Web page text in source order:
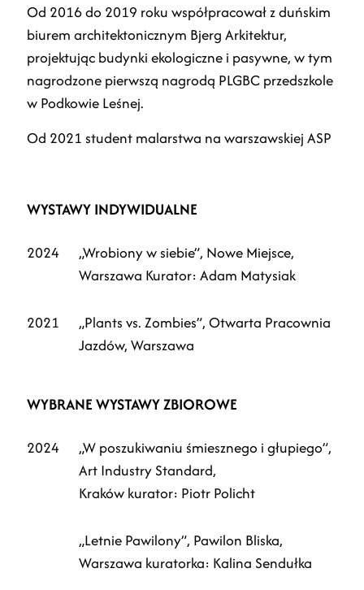
Od 2016 do 2019 roku współpracował z duńskim
biurem architektonicznym Bjerg Arkitektur,
projektując budynki ekologiczne i pasywne, w tym
nagrodzone pierwszą nagrodą PLGBC przedszkole
w Podkowie Leśnej.
Od 2021 student malarstwa na warszawskiej ASP
WYSTAWY INDYWIDUALNE
2024
„Wrobiony w siebie”, Nowe Miejsce,
Warszawa Kurator: Adam Matysiak
2021
„Plants vs. Zombies”, Otwarta Pracownia
Jazdów, Warszawa
WYBRANE WYSTAWY ZBIOROWE
2024
„W poszukiwaniu śmiesznego i głupiego”,
Art Industry Standard,
Kraków kurator: Piotr Policht
„Letnie Pawilony”, Pawilon Bliska,
Warszawa kuratorka: Kalina Sendułka